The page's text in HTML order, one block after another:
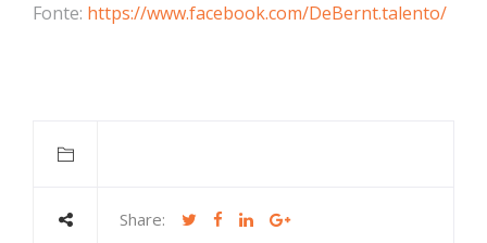
Fonte: https://www.facebook.com/DeBernt.talento/
Share: